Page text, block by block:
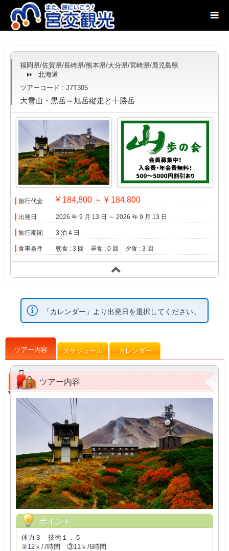
福岡県/佐賀県/長崎県/熊本県/大分県/宮崎県/鹿児島県
北海道
ツアーコード : J7T305
大雪山・黒岳～旭岳縦走と十勝岳
旅行代金 ¥ 184,800 ～ ¥ 184,800
出発日 2026 年 9 月 13 日 ～ 2026 年 9 月 13 日
旅行期間 3 泊 4 日
食事条件 朝食 : 3 回 昼食 : 0 回 夕食 : 3 回
「カレンダー」より出発日を選択してください。
ツアー内容 スケジュール カレンダー
ツアー内容
ポイント
体力３ 技術１．５
②12ｋ/7時間 ③11ｋ/6時間